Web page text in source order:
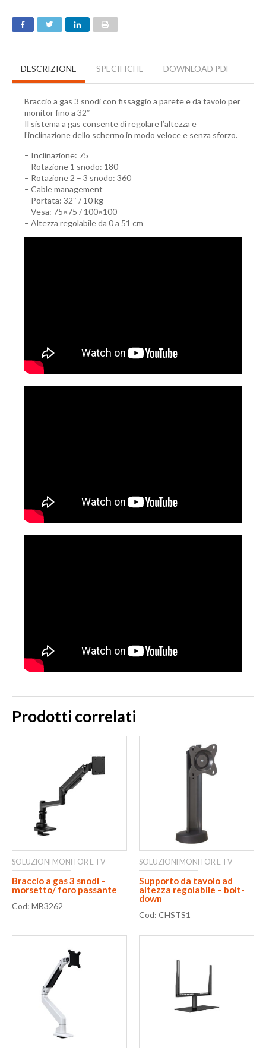
DESCRIZIONE SPECIFICHE DOWNLOAD PDF
Braccio a gas 3 snodi con fissaggio a parete e da tavolo per
monitor fino a 32″
Il sistema a gas consente di regolare l’altezza e
l’inclinazione dello schermo in modo veloce e senza sforzo.
– Inclinazione: 75
– Rotazione 1 snodo: 180
– Rotazione 2 – 3 snodo: 360
– Cable management
– Portata: 32″ / 10 kg
– Vesa: 75×75 / 100×100
– Altezza regolabile da 0 a 51 cm
Prodotti correlati
SOLUZIONI MONITOR E TV
Braccio a gas 3 snodi –
morsetto/ foro passante
Cod: MB3262
SOLUZIONI MONITOR E TV
Supporto da tavolo ad
altezza regolabile – bolt-
down
Cod: CHSTS1